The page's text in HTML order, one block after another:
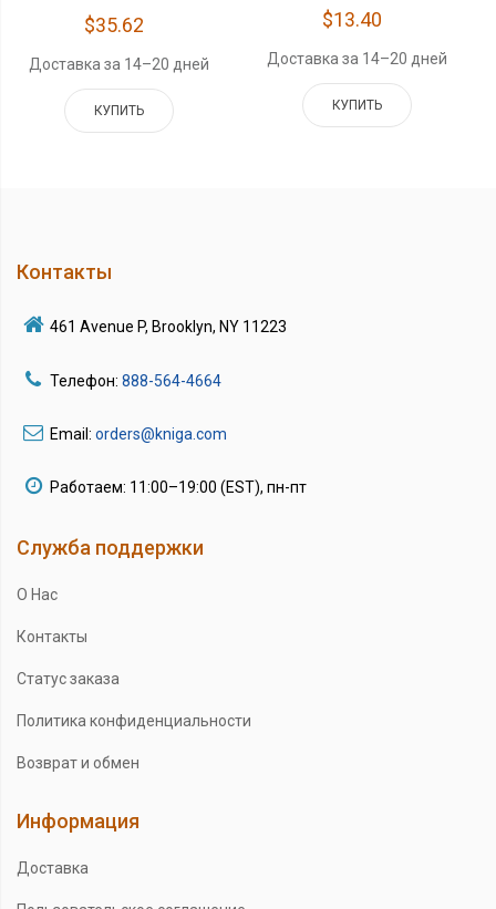
$35.62
Доставка за 14–20 дней
КУПИТЬ
$13.40
Доставка за 14–20 дней
КУПИТЬ
Контакты
461 Avenue P, Brooklyn, NY 11223
Телефон: 888-564-4664
Email: orders@kniga.com
Работаем: 11:00–19:00 (EST), пн-пт
Служба поддержки
О Нас
Контакты
Статус заказа
Политика конфиденциальности
Возврат и обмен
Информация
Доставка